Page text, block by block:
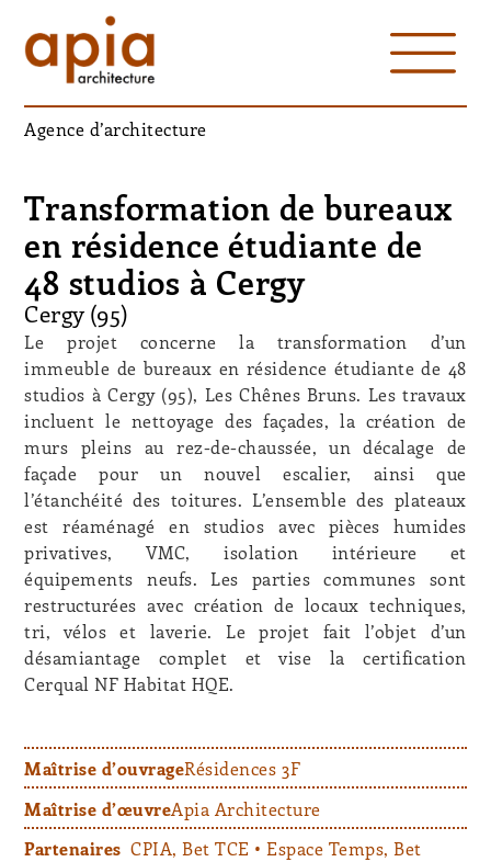
Agence d’architecture
Transformation de bureaux
en résidence étudiante de
48 studios à Cergy
Cergy (95)
Le projet concerne la transformation d’un
immeuble de bureaux en résidence étudiante de 48
studios à Cergy (95), Les Chênes Bruns. Les travaux
incluent le nettoyage des façades, la création de
murs pleins au rez-de-chaussée, un décalage de
façade pour un nouvel escalier, ainsi que
l’étanchéité des toitures. L’ensemble des plateaux
est réaménagé en studios avec pièces humides
privatives, VMC, isolation intérieure et
équipements neufs. Les parties communes sont
restructurées avec création de locaux techniques,
tri, vélos et laverie. Le projet fait l’objet d’un
désamiantage complet et vise la certification
Cerqual NF Habitat HQE.
Maîtrise d’ouvrageRésidences 3F
Maîtrise d’œuvreApia Architecture
Partenaires CPIA, Bet TCE • Espace Temps, Bet